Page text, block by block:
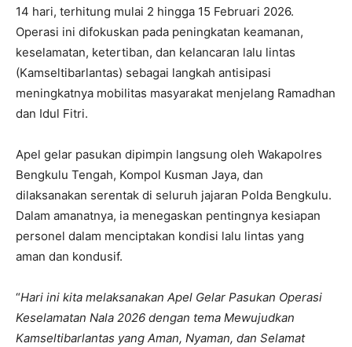
14 hari, terhitung mulai 2 hingga 15 Februari 2026.
Operasi ini difokuskan pada peningkatan keamanan,
keselamatan, ketertiban, dan kelancaran lalu lintas
(Kamseltibarlantas) sebagai langkah antisipasi
meningkatnya mobilitas masyarakat menjelang Ramadhan
dan Idul Fitri.
Apel gelar pasukan dipimpin langsung oleh Wakapolres
Bengkulu Tengah, Kompol Kusman Jaya, dan
dilaksanakan serentak di seluruh jajaran Polda Bengkulu.
Dalam amanatnya, ia menegaskan pentingnya kesiapan
personel dalam menciptakan kondisi lalu lintas yang
aman dan kondusif.
“Hari ini kita melaksanakan Apel Gelar Pasukan Operasi
Keselamatan Nala 2026 dengan tema Mewujudkan
Kamseltibarlantas yang Aman, Nyaman, dan Selamat